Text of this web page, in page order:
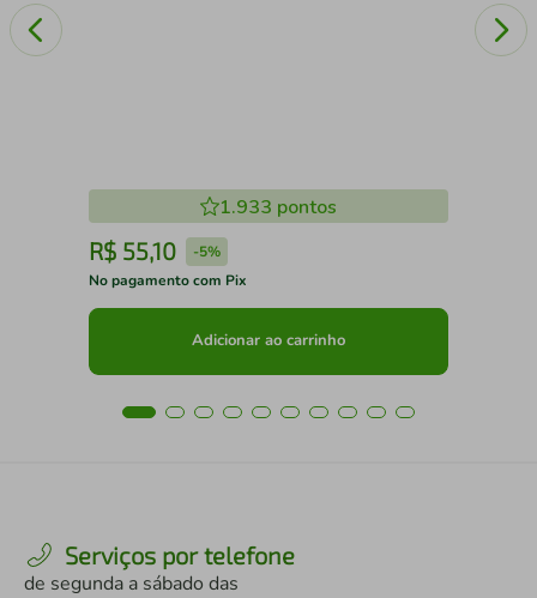
1.933 pontos
R$ 55,10 -5%
No pagamento com Pix
Adicionar ao carrinho
Serviços por telefone
de segunda a sábado das